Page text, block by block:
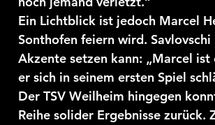
Ein Lichtblick ist jedoch Marcel
Sonthofen feiern wird.
Akzente setzen kann: „Marcel
er sich in seinem ersten Spiel
Der TSV Weilheim hingegen
Reihe solider Ergebnisse